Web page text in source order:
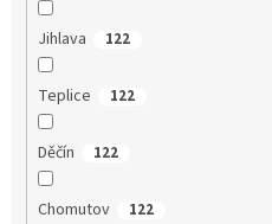
Jihlava 122
Teplice 122
Děčín 122
Chomutov 122